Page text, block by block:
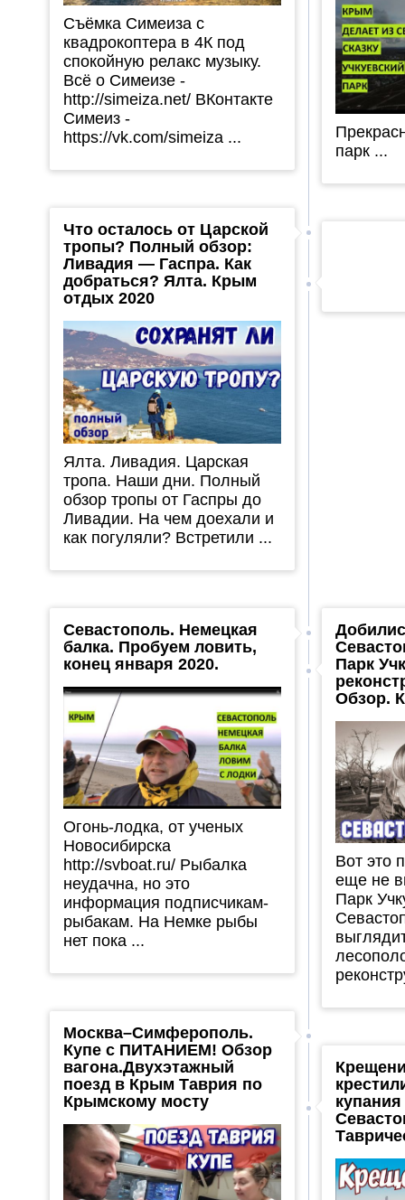
Съёмка Симеиза с
квадрокоптера в 4К под
спокойную релакс музыку.
Всё о Симеизе -
http://simeiza.net/ ВКонтакте
Симеиз -
https://vk.com/simeiza ...
парк ...
Что осталось от Царской
тропы? Полный обзор:
Ливадия — Гаспра. Как
добраться? Ялта. Крым
отдых 2020
Ялта. Ливадия. Царская
тропа. Наши дни. Полный
обзор тропы от Гаспры до
Ливадии. На чем доехали и
как погуляли? Встретили ...
Севастополь. Немецкая
балка. Пробуем ловить,
конец января 2020.
Огонь-лодка, от ученых
Новосибирска
http://svboat.ru/ Рыбалка
неудачна, но это
информация подписчикам-
рыбакам. На Немке рыбы
нет пока ...
Парк
Обзор.
Вот это
еще не
Парк
Москва–Симферополь.
Купе с ПИТАНИЕМ! Обзор
вагона.Двухэтажный
поезд в Крым Таврия по
Крымскому мосту